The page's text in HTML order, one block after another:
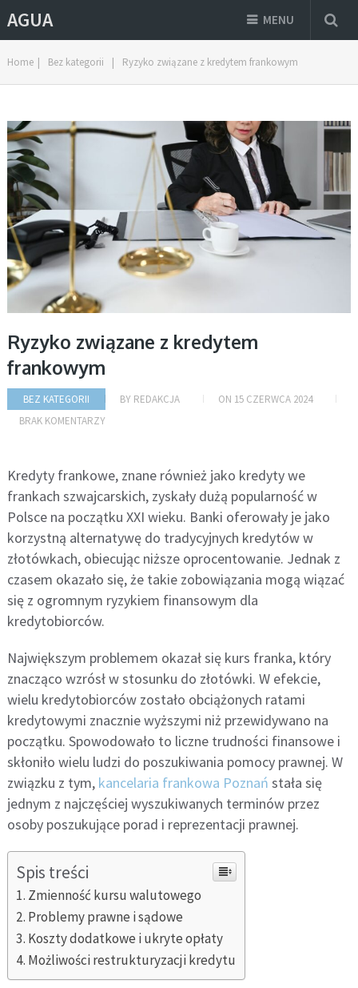
AGUA MENU
Home | Bez kategorii | Ryzyko związane z kredytem frankowym
Ryzyko związane z kredytem
frankowym
BEZ KATEGORII BY REDAKCJA ON 15 CZERWCA 2024
BRAK KOMENTARZY
Kredyty frankowe, znane również jako kredyty we
frankach szwajcarskich, zyskały dużą popularność w
Polsce na początku XXI wieku. Banki oferowały je jako
korzystną alternatywę do tradycyjnych kredytów w
złotówkach, obiecując niższe oprocentowanie. Jednak z
czasem okazało się, że takie zobowiązania mogą wiązać
się z ogromnym ryzykiem finansowym dla
kredytobiorców.
Największym problemem okazał się kurs franka, który
znacząco wzrósł w stosunku do złotówki. W efekcie,
wielu kredytobiorców zostało obciążonych ratami
kredytowymi znacznie wyższymi niż przewidywano na
początku. Spowodowało to liczne trudności finansowe i
skłoniło wielu ludzi do poszukiwania pomocy prawnej. W
związku z tym, kancelaria frankowa Poznań stała się
jednym z najczęściej wyszukiwanych terminów przez
osoby poszukujące porad i reprezentacji prawnej.
Spis treści
Zmienność kursu walutowego
Problemy prawne i sądowe
Koszty dodatkowe i ukryte opłaty
Możliwości restrukturyzacji kredytu